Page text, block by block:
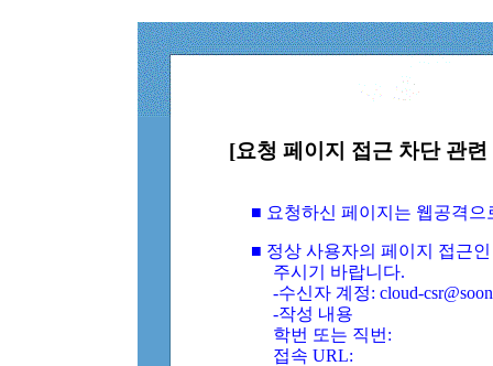
[요청 페이지 접근 차단 관
■ 요청하신 페이지는 웹공격
■ 정상 사용자의 페이지 접근
주시기 바랍니다.
-수신자 계정: cloud-
-작성 내용
학번 또는 직번:
접속 URL: